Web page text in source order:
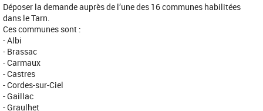
Déposer la demande auprès de l’une des 16 communes habilitées
dans le Tarn.
Ces communes sont :
- Albi
- Brassac
- Carmaux
- Castres
- Cordes-sur-Ciel
- Gaillac
- Graulhet